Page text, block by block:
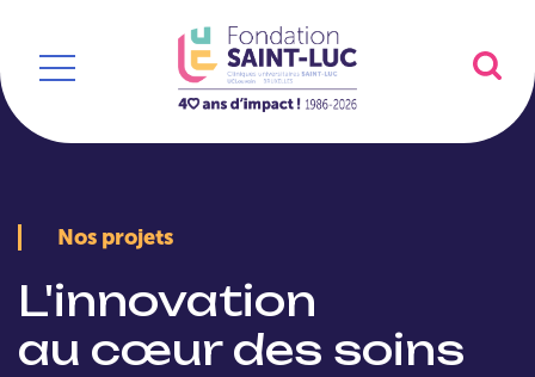
Nos projets
L'innovation
au cœur des soins